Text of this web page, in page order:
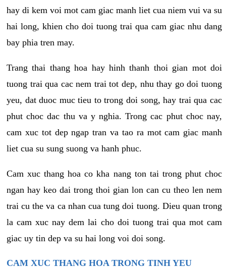
hay di kem voi mot cam giac manh liet cua niem vui va su
hai long, khien cho doi tuong trai qua cam giac nhu dang
bay phia tren may.
Trang thai thang hoa hay hinh thanh thoi gian mot doi
tuong trai qua cac nem trai tot dep, nhu thay go doi tuong
yeu, dat duoc muc tieu to trong doi song, hay trai qua cac
phut choc dac thu va y nghia. Trong cac phut choc nay,
cam xuc tot dep ngap tran va tao ra mot cam giac manh
liet cua su sung suong va hanh phuc.
Cam xuc thang hoa co kha nang ton tai trong phut choc
ngan hay keo dai trong thoi gian lon can cu theo len nem
trai cu the va ca nhan cua tung doi tuong. Dieu quan trong
la cam xuc nay dem lai cho doi tuong trai qua mot cam
giac uy tin dep va su hai long voi doi song.
CAM XUC THANG HOA TRONG TINH YEU